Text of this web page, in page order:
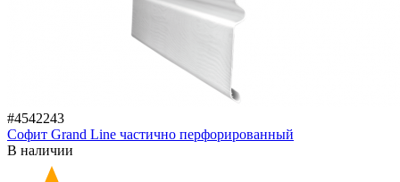
#4542243
Софит Grand Line частично перфорированный
В наличии